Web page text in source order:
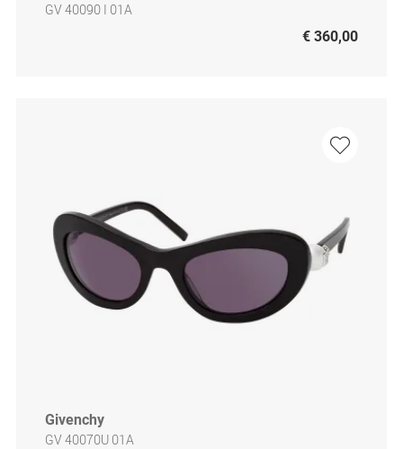
GV 40090 I 01A
€ 360,00
Givenchy
GV 40070U 01A